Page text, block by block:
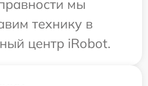
мы
технику в
центр iRobot.